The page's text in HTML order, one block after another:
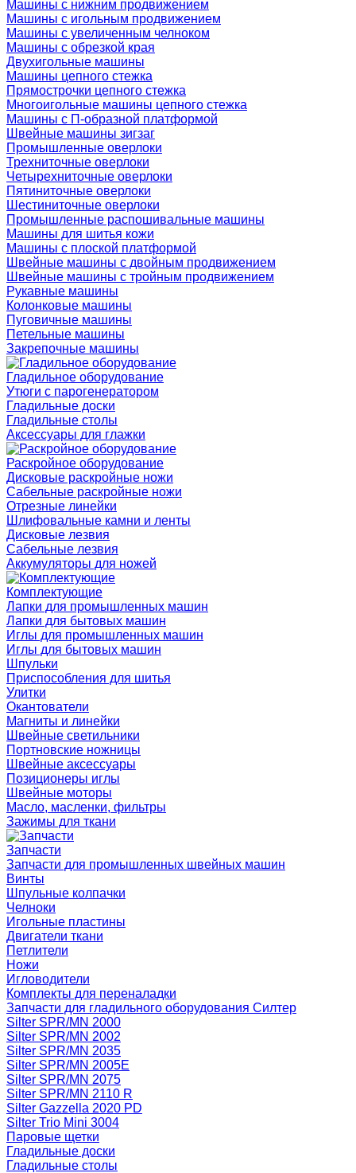
Машины с нижним продвижением
Машины с игольным продвижением
Машины с увеличенным челноком
Машины с обрезкой края
Двухигольные машины
Машины цепного стежка
Прямострочки цепного стежка
Многоигольные машины цепного стежка
Машины с П-образной платформой
Швейные машины зигзаг
Промышленные оверлоки
Трехниточные оверлоки
Четырехниточные оверлоки
Пятиниточные оверлоки
Шестиниточные оверлоки
Промышленные распошивальные машины
Машины для шитья кожи
Машины с плоской платформой
Швейные машины с двойным продвижением
Швейные машины с тройным продвижением
Рукавные машины
Колонковые машины
Пуговичные машины
Петельные машины
Закрепочные машины
Гладильное оборудование
Утюги с парогенератором
Гладильные доски
Гладильные столы
Аксессуары для глажки
Раскройное оборудование
Дисковые раскройные ножи
Сабельные раскройные ножи
Отрезные линейки
Шлифовальные камни и ленты
Дисковые лезвия
Сабельные лезвия
Аккумуляторы для ножей
Комплектующие
Лапки для промышленных машин
Лапки для бытовых машин
Иглы для промышленных машин
Иглы для бытовых машин
Шпульки
Приспособления для шитья
Улитки
Окантователи
Магниты и линейки
Швейные светильники
Портновские ножницы
Швейные аксессуары
Позиционеры иглы
Швейные моторы
Масло, масленки, фильтры
Зажимы для ткани
Запчасти
Запчасти для промышленных швейных машин
Винты
Шпульные колпачки
Челноки
Игольные пластины
Двигатели ткани
Петлители
Ножи
Игловодители
Комплекты для переналадки
Запчасти для гладильного оборудования Силтер
Silter SPR/MN 2000
Silter SPR/MN 2002
Silter SPR/MN 2035
Silter SPR/MN 2005E
Silter SPR/MN 2075
Silter SPR/MN 2110 R
Silter Gazzella 2020 PD
Silter Trio Mini 3004
Паровые щетки
Гладильные доски
Гладильные столы